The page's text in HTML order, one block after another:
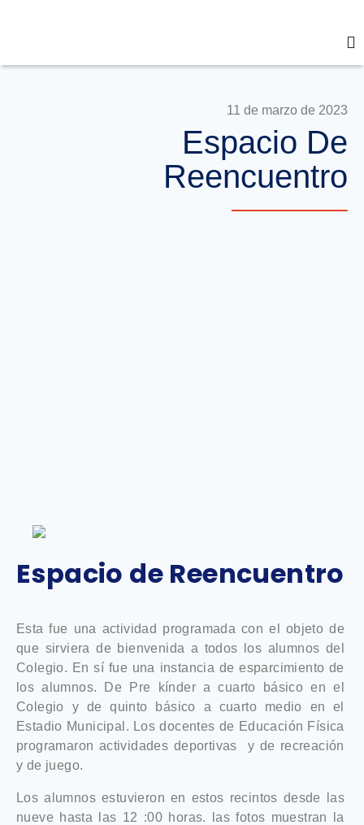
11 de marzo de 2023
Espacio De
Reencuentro
Espacio de Reencuentro
Esta fue una actividad programada con el objeto de
que sirviera de bienvenida a todos los alumnos del
Colegio. En sí fue una instancia de esparcimiento de
los alumnos. De Pre kínder a cuarto básico en el
Colegio y de quinto básico a cuarto medio en el
Estadio Municipal. Los docentes de Educación Física
programaron actividades deportivas y de recreación
y de juego.
Los alumnos estuvieron en estos recintos desde las
nueve hasta las 12 :00 horas. las fotos muestran la